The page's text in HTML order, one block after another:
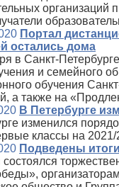
организаций
Портал
остались дома
в Санкт-
и семейного
обучения
а также на
В Петербурге
изменился
классы на
Подведены
состоялся